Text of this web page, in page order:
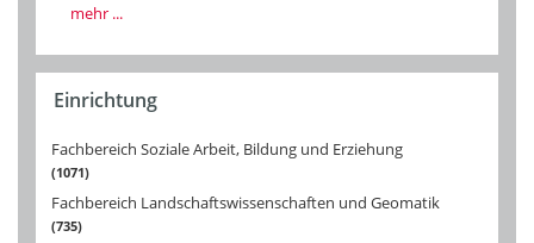
mehr ...
Einrichtung
Fachbereich Soziale Arbeit, Bildung und Erziehung
1071
Fachbereich Landschaftswissenschaften und Geomatik
735